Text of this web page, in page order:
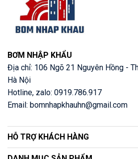
BƠM NHẬP KHẨU
Địa chỉ: 106 Ngõ 21 Nguyên Hồng -
Hà Nội
Hotline, zalo: 0919.786.917
Email: bomnhapkhauhn@gmail.com
HỖ TRỢ KHÁCH HÀNG